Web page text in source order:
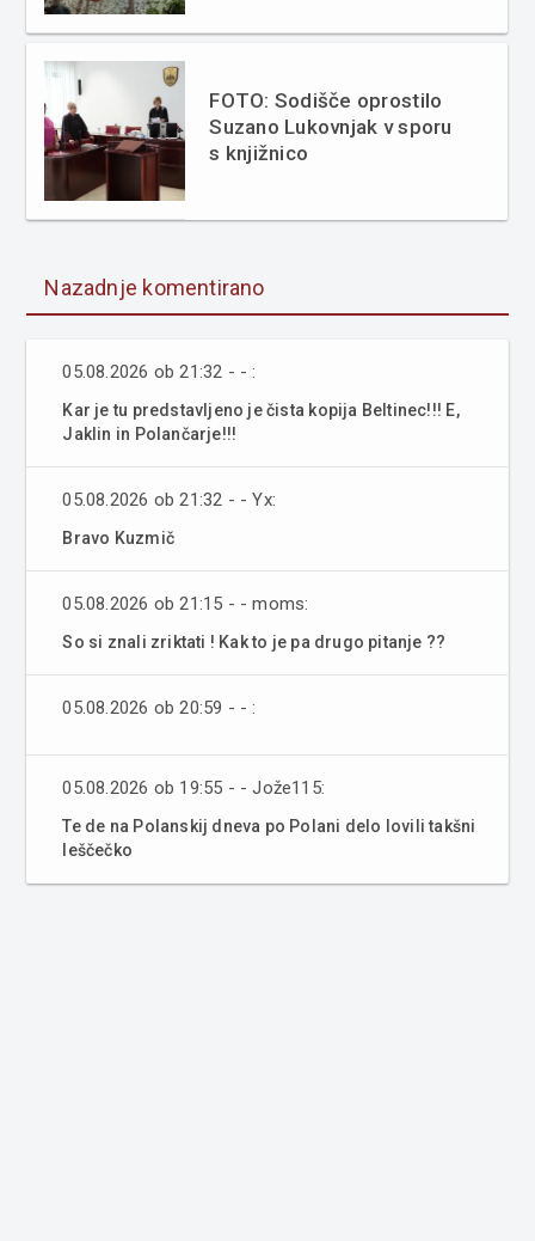
FOTO: Sodišče oprostilo
Suzano Lukovnjak v sporu
s knjižnico
Nazadnje komentirano
05.08.2026 ob 21:32 - - :
Kar je tu predstavljeno je čista kopija Beltinec!!! E,
Jaklin in Polančarje!!!
05.08.2026 ob 21:32 - - Yx:
Bravo Kuzmič
05.08.2026 ob 21:15 - - moms:
So si znali zriktati ! Kak to je pa drugo pitanje ??
05.08.2026 ob 20:59 - - :
05.08.2026 ob 19:55 - - Jože115:
Te de na Polanskij dneva po Polani delo lovili takšni
leščečko